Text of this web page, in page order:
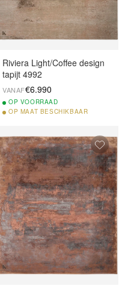
Riviera Light/Coffee design
tapijt 4992
VANAF€6.990
OP VOORRAAD
OP MAAT BESCHIKBAAR